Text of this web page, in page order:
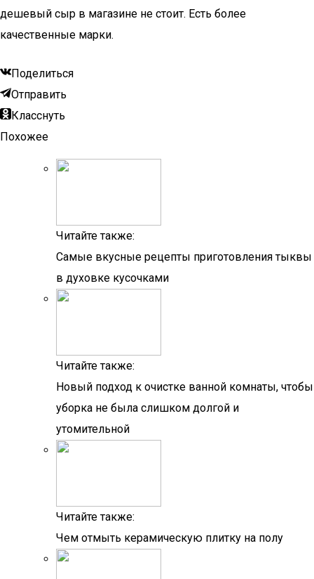
дешевый сыр в магазине не стоит. Есть более
качественные марки.
Поделиться
Отправить
Класснуть
Похожее
Читайте также:
Самые вкусные рецепты приготовления тыквы
в духовке кусочками
Читайте также:
Новый подход к очистке ванной комнаты, чтобы
уборка не была слишком долгой и
утомительной
Читайте также:
Чем отмыть керамическую плитку на полу